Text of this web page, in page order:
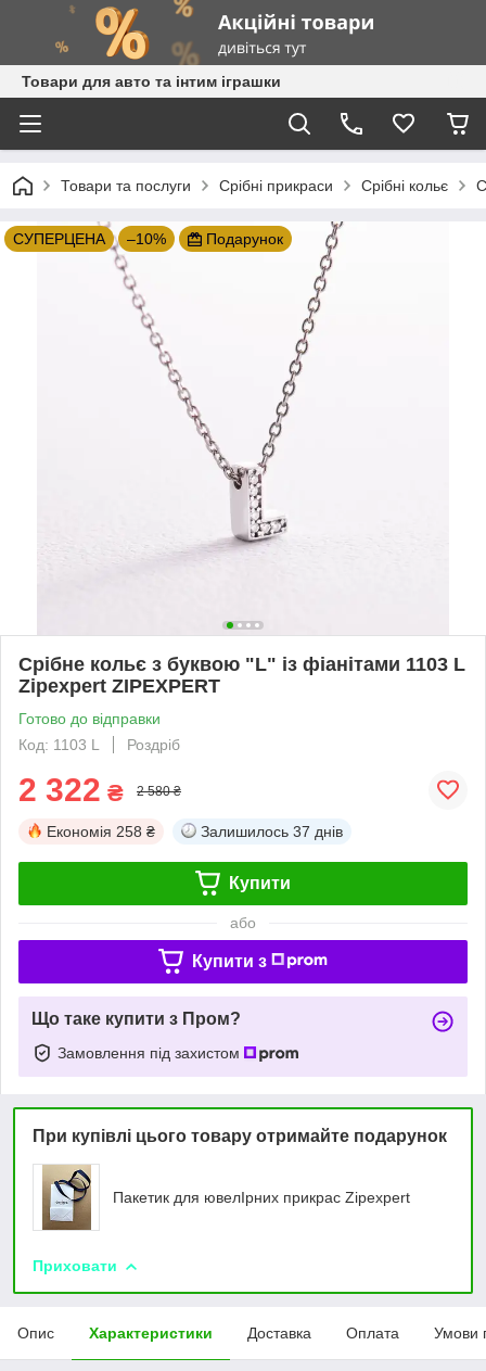
Товари для авто та інтим іграшки
Товари та послуги Срібні прикраси Срібні кольє
СУПЕРЦЕНА –10% Подарунок
Срібне кольє з буквою "L" із фіанітами 1103 L
Zipexpert ZIPEXPERT
Готово до відправки
Код: 1103 L
Роздріб
2 322 ₴ 2 580 ₴
Економія 258 ₴ Залишилось 37 днів
Купити
або
Купити з
Що таке купити з Пром?
Замовлення під захистом
При купівлі цього товару отримайте подарунок
Пакетик для ювелIрних прикрас Zipexpert
Приховати
Опис Характеристики Доставка Оплата Умови